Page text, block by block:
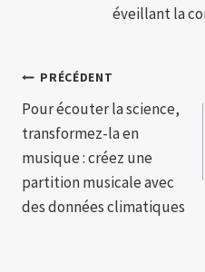
éveillant la
Navigation
de
l’article
PRÉCÉDENT
Pour écouter la science,
transformez-la en
musique : créez une
partition musicale avec
des données climatiques